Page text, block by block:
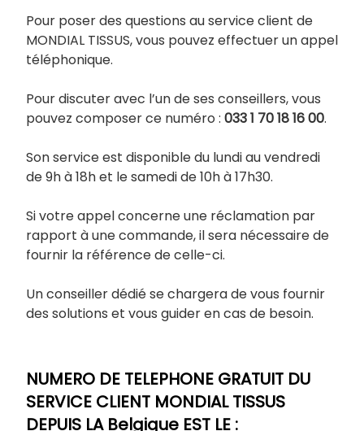
Pour poser des questions au service client de
MONDIAL TISSUS, vous pouvez effectuer un appel
téléphonique.
Pour discuter avec l’un de ses conseillers, vous
pouvez composer ce numéro : 0331 70 18 16 00.
Son service est disponible du lundi au vendredi
de 9h à 18h et le samedi de 10h à 17h30.
Si votre appel concerne une réclamation par
rapport à une commande, il sera nécessaire de
fournir la référence de celle-ci.
Un conseiller dédié se chargera de vous fournir
des solutions et vous guider en cas de besoin.
NUMERO DE TELEPHONE GRATUIT DU
SERVICE CLIENT MONDIAL TISSUS
DEPUIS LA Belgique EST LE :